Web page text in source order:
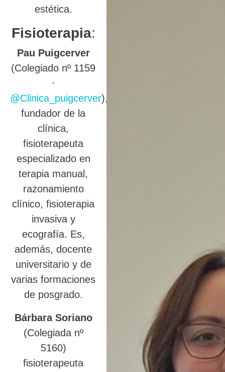
estética.
Fisioterapia:
Pau Puigcerver
(Colegiado nº 1159
·
@Clinica_puigcerver),
fundador de la
clínica,
fisioterapeuta
especializado en
terapia manual,
razonamiento
clínico, fisioterapia
invasiva y
ecografía. Es,
además, docente
universitario y de
varias formaciones
de posgrado.
Bárbara Soriano
(Colegiada nº
5160)
fisioterapeuta